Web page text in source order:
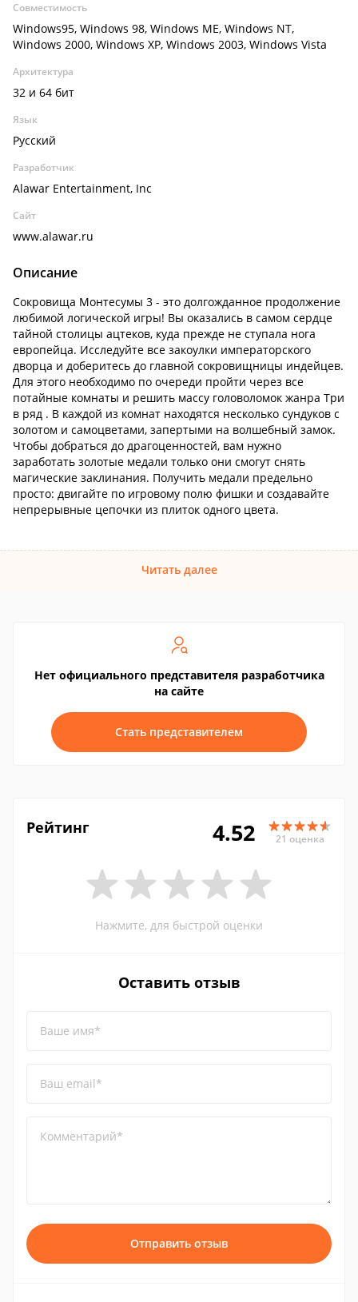
Совместимость
Windows95, Windows 98, Windows ME, Windows NT,
Windows 2000, Windows XP, Windows 2003, Windows Vista
Архитектура
32 и 64 бит
Язык
Русский
Разработчик
Alawar Entertainment, Inc
Сайт
www.alawar.ru
Описание
Сокровища Монтесумы 3 - это долгожданное продолжение
любимой логической игры! Вы оказались в самом сердце
тайной столицы ацтеков, куда прежде не ступала нога
европейца. Исследуйте все закоулки императорского
дворца и доберитесь до главной сокровищницы индейцев.
Для этого необходимо по очереди пройти через все
потайные комнаты и решить массу головоломок жанра Три
в ряд . В каждой из комнат находятся несколько сундуков с
золотом и самоцветами, запертыми на волшебный замок.
Чтобы добраться до драгоценностей, вам нужно
заработать золотые медали только они смогут снять
магические заклинания. Получить медали предельно
просто: двигайте по игровому полю фишки и создавайте
непрерывные цепочки из плиток одного цвета.
Читать далее
Нет официального представителя разработчика
на сайте
Стать представителем
Рейтинг 4.52 21 оценка
Нажмите, для быстрой оценки
Оставить отзыв
Ваше имя*
Ваш email*
Комментарий*
Отправить отзыв